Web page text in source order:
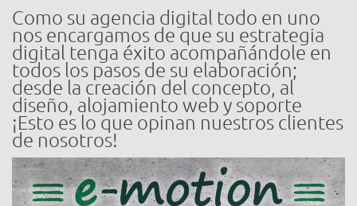
Como su agencia digital todo en uno
nos encargamos de que su estrategia
digital tenga éxito acompañándole en
todos los pasos de su elaboración;
desde la creación del concepto, al
diseño, alojamiento web y soporte
¡Esto es lo que opinan nuestros clientes
de nosotros!